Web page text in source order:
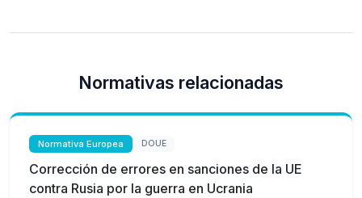
Normativas relacionadas
Normativa Europea DOUE
Corrección de errores en sanciones de la UE
contra Rusia por la guerra en Ucrania